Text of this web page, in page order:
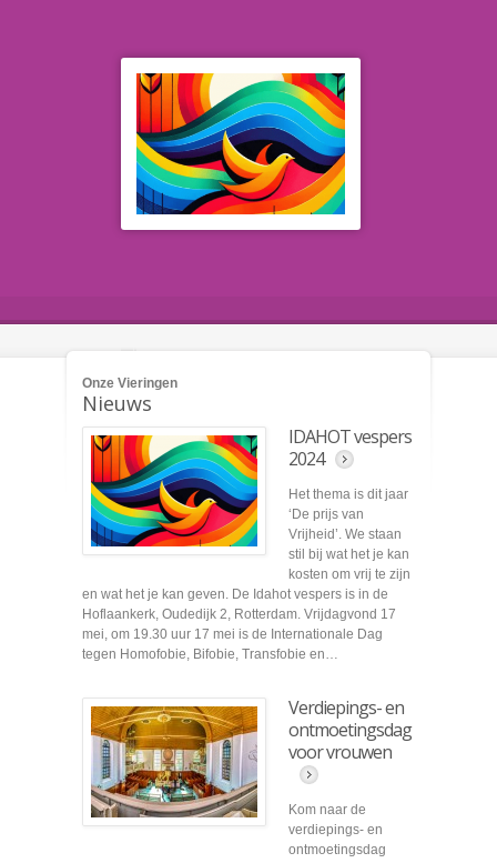
Onze Vieringen
Nieuws
IDAHOT vespers
2024
Het thema is dit jaar
‘De prijs van
Vrijheid’. We staan
stil bij wat het je kan
kosten om vrij te zijn
en wat het je kan geven. De Idahot vespers is in de
Hoflaankerk, Oudedijk 2, Rotterdam. Vrijdagvond 17
mei, om 19.30 uur 17 mei is de Internationale Dag
tegen Homofobie, Bifobie, Transfobie en…
Verdiepings- en
ontmoetingsdag
voor vrouwen
Kom naar de
verdiepings- en
ontmoetingsdag